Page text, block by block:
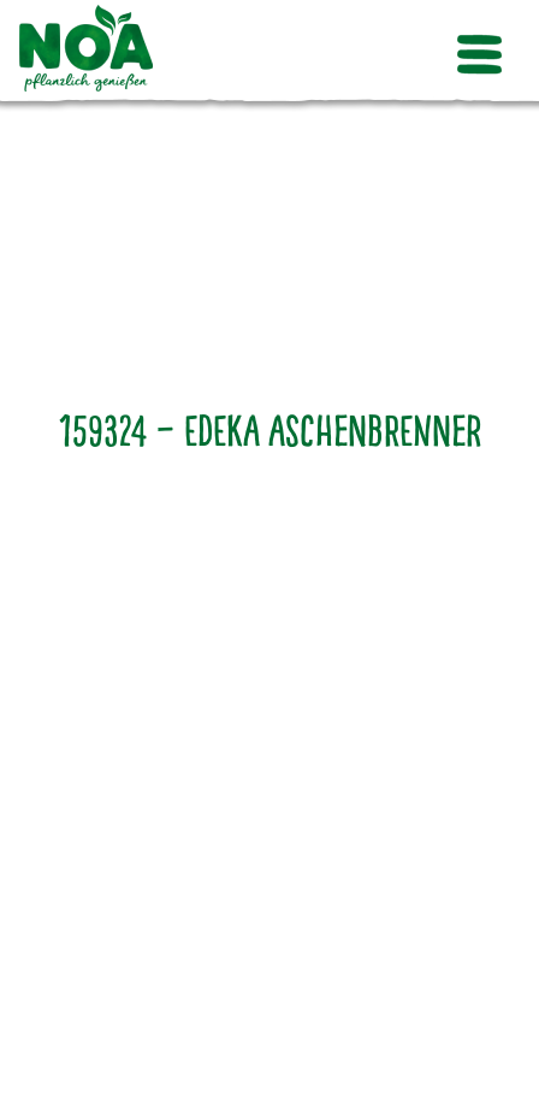
159324 – Edeka Aschenbrenner